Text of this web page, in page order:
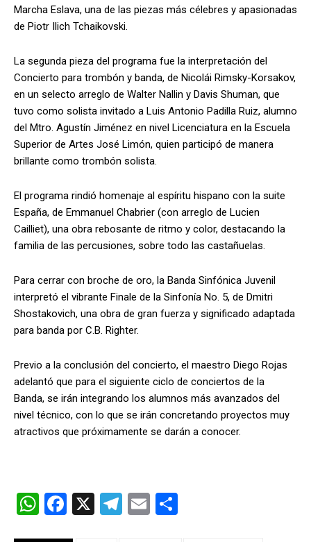
Marcha Eslava, una de las piezas más célebres y apasionadas
de Piotr Ilich Tchaikovski.
La segunda pieza del programa fue la interpretación del
Concierto para trombón y banda, de Nicolái Rimsky-Korsakov,
en un selecto arreglo de Walter Nallin y Davis Shuman, que
tuvo como solista invitado a Luis Antonio Padilla Ruiz, alumno
del Mtro. Agustín Jiménez en nivel Licenciatura en la Escuela
Superior de Artes José Limón, quien participó de manera
brillante como trombón solista.
El programa rindió homenaje al espíritu hispano con la suite
España, de Emmanuel Chabrier (con arreglo de Lucien
Cailliet), una obra rebosante de ritmo y color, destacando la
familia de las percusiones, sobre todo las castañuelas.
Para cerrar con broche de oro, la Banda Sinfónica Juvenil
interpretó el vibrante Finale de la Sinfonía No. 5, de Dmitri
Shostakovich, una obra de gran fuerza y significado adaptada
para banda por C.B. Righter.
Previo a la conclusión del concierto, el maestro Diego Rojas
adelantó que para el siguiente ciclo de conciertos de la
Banda, se irán integrando los alumnos más avanzados del
nivel técnico, con lo que se irán concretando proyectos muy
atractivos que próximamente se darán a conocer.
W F
X
T
E